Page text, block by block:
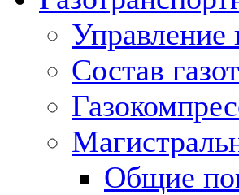
Управление
Состав
Общие